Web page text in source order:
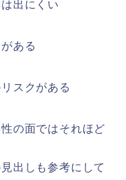
出にくい
ある
スクがある
の面ではそれほど
出しも参考にして